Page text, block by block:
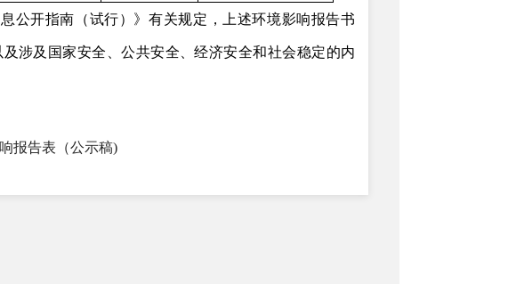
公开指南（试行）》有关规定，上述环境影响报告书
涉及国家安全、公共安全、经济安全和社会稳定的内
报告表（公示稿)